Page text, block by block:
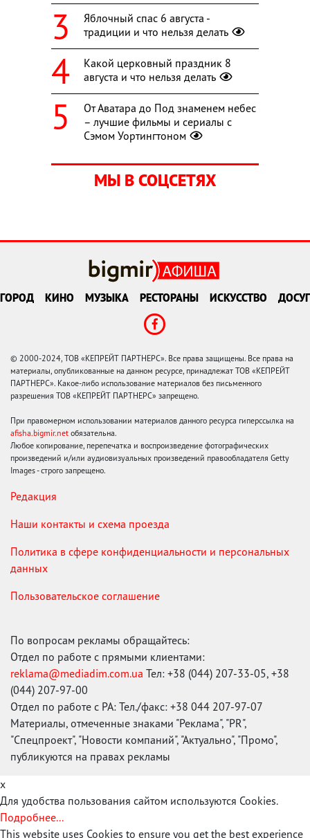
Яблочный спас 6 августа -
традиции и что нельзя делать
Какой церковный праздник 8
августа и что нельзя делать
От Аватара до Под знаменем небес
– лучшие фильмы и сериалы с
Сэмом Уортингтоном
МЫ В СОЦСЕТЯХ
ГОРОД КИНО МУЗЫКА РЕСТОРАНЫ ИСКУССТВО ДОСУГ
© 2000-2024, ТОВ «КЕПРЕЙТ ПАРТНЕРС». Все права защищены. Все права на
материалы, опубликованные на данном ресурсе, принадлежат ТОВ «КЕПРЕЙТ
ПАРТНЕРС». Какое-либо использование материалов без письменного
разрешения ТОВ «КЕПРЕЙТ ПАРТНЕРС» запрещено.
При правомерном использовании материалов данного ресурса гиперссылка на
afisha.bigmir.net обязательна.
Любое копирование, перепечатка и воспроизведение фотографических
произведений и/или аудиовизуальных произведений правообладателя Getty
Images - строго запрещено.
Редакция
Наши контакты и схема проезда
Политика в сфере конфиденциальности и персональных
данных
Пользовательское соглашение
По вопросам рекламы обращайтесь:
Отдел по работе с прямыми клиентами:
reklama@mediadim.com.ua Тел: +38 (044) 207-33-05, +38
(044) 207-97-00
Отдел по работе с РА: Тел./факс: +38 044 207-97-07
Материалы, отмеченные знаками "Реклама", "PR",
"Спецпроект", "Новости компаний", "Актуально", "Промо",
публикуются на правах рекламы
x
Для удобства пользования сайтом используются Cookies.
Подробнее...
This website uses Cookies to ensure you get the best experience